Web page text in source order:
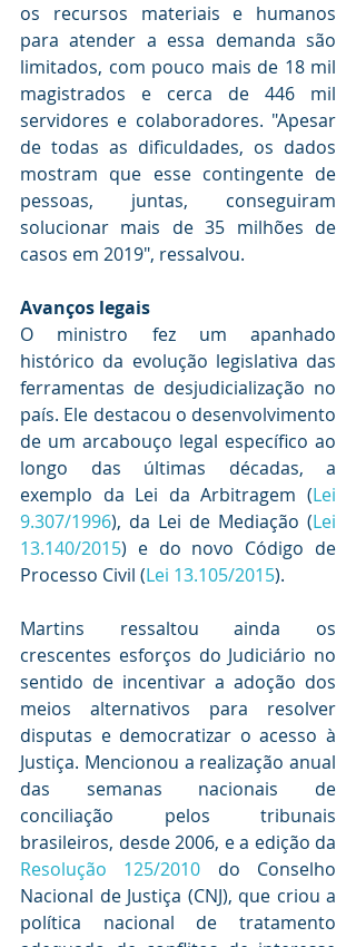
os recursos materiais e humanos
para atender a essa demanda são
limitados, com pouco mais de 18 mil
magistrados e cerca de 446 mil
servidores e colaboradores. "Apesar
de todas as dificuldades, os dados
mostram que esse contingente de
pessoas, juntas, conseguiram
solucionar mais de 35 milhões de
casos em 2019", ressalvou.
Avanço​​s legais
O ministro fez um apanhado
histórico da evolução legislativa das
ferramentas de desjudicialização no
país. Ele destacou o desenvolvimento
de um arcabouço legal específico ao
longo das últimas décadas, a
exemplo da Lei da Arbitragem (Lei
9.307/1996), da Lei de Mediação (Lei
13.140/2015) e do novo Código de
Processo Civil (Lei 13.105/2015).
Martins ressaltou ainda os
crescentes esforços do Judiciário no
sentido de incentivar a adoção dos
meios alternativos para resolver
disputas e democratizar o acesso à
Justiça. Mencionou a realização anual
das semanas nacionais de
conciliação pelos tribunais
Resolução 125/2010 do Conselho
Nacional de Justiça (CNJ), que criou a
política nacional de tratamento